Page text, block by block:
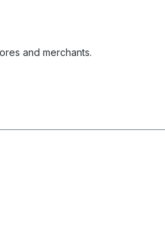
and merchants.